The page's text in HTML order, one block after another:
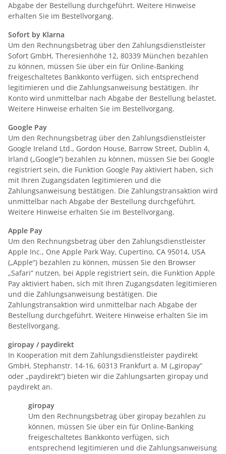
Abgabe der Bestellung durchgeführt. Weitere Hinweise
erhalten Sie im Bestellvorgang.
Sofort by Klarna
Um den Rechnungsbetrag über den Zahlungsdienstleister
Sofort GmbH, Theresienhöhe 12, 80339 München bezahlen
zu können, müssen Sie über ein für Online-Banking
freigeschaltetes Bankkonto verfügen, sich entsprechend
legitimieren und die Zahlungsanweisung bestätigen. Ihr
Konto wird unmittelbar nach Abgabe der Bestellung belastet.
Weitere Hinweise erhalten Sie im Bestellvorgang.
Google Pay
Um den Rechnungsbetrag über den Zahlungsdienstleister
Google Ireland Ltd., Gordon House, Barrow Street, Dublin 4,
Irland („Google“) bezahlen zu können, müssen Sie bei Google
registriert sein, die Funktion Google Pay aktiviert haben, sich
mit Ihren Zugangsdaten legitimieren und die
Zahlungsanweisung bestätigen. Die Zahlungstransaktion wird
unmittelbar nach Abgabe der Bestellung durchgeführt.
Weitere Hinweise erhalten Sie im Bestellvorgang.
Apple Pay
Um den Rechnungsbetrag über den Zahlungsdienstleister
Apple Inc., One Apple Park Way, Cupertino, CA 95014, USA
(„Apple“) bezahlen zu können, müssen Sie den Browser
„Safari“ nutzen, bei Apple registriert sein, die Funktion Apple
Pay aktiviert haben, sich mit Ihren Zugangsdaten legitimieren
und die Zahlungsanweisung bestätigen. Die
Zahlungstransaktion wird unmittelbar nach Abgabe der
Bestellung durchgeführt. Weitere Hinweise erhalten Sie im
Bestellvorgang.
giropay / paydirekt
In Kooperation mit dem Zahlungsdienstleister paydirekt
GmbH, Stephanstr. 14-16, 60313 Frankfurt a. M („giropay“
oder „paydirekt“) bieten wir die Zahlungsarten giropay und
paydirekt an.
giropay
Um den Rechnungsbetrag über giropay bezahlen zu
können, müssen Sie über ein für Online-Banking
freigeschaltetes Bankkonto verfügen, sich
entsprechend legitimieren und die Zahlungsanweisung